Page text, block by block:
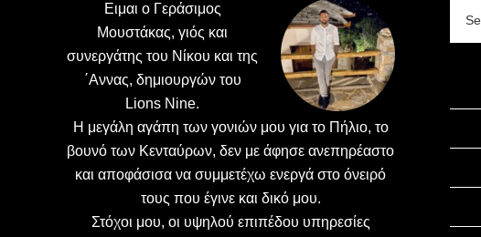
Ειμαι ο Γεράσιμος
Μουστάκας, γιός και
συνεργάτης του Νίκου και της
΄Αννας, δημιουργών του
Lions Nine.
H μεγάλη αγάπη των γονιών μου για το Πήλιο, το
βουνό των Κενταύρων, δεν με άφησε ανεπηρέαστο
και αποφάσισα να συμμετέχω ενεργά στο όνειρό
τους που έγινε και δικό μου.
Στόχοι μου, οι υψηλού επιπέδου υπηρεσίες